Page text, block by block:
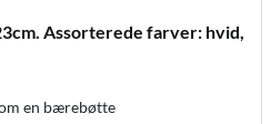
Assorterede farver: hvid,
en bærebøtte